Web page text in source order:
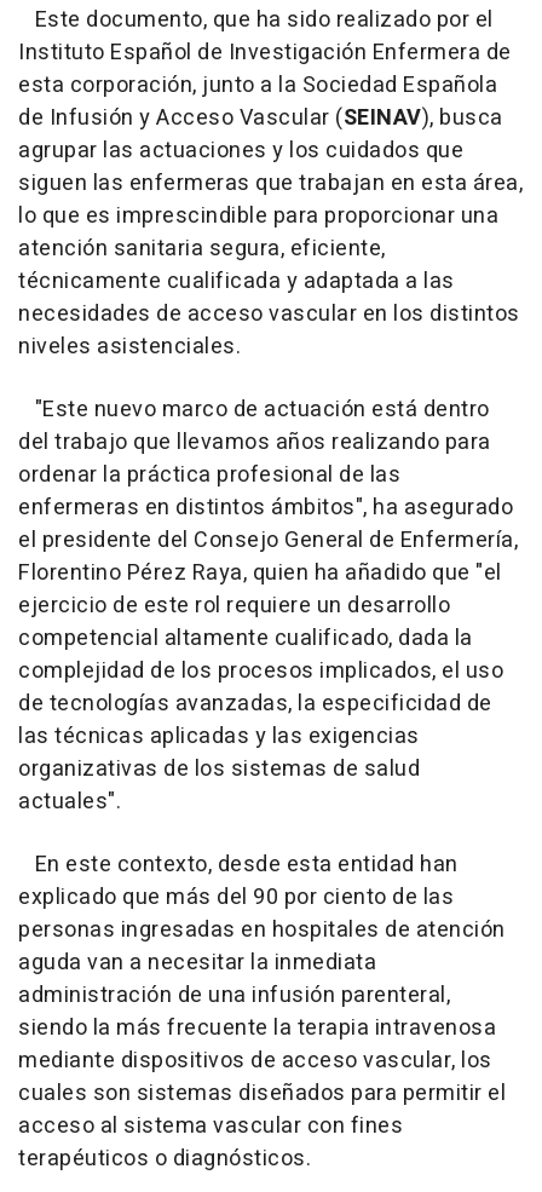
Este documento, que ha sido realizado por el
Instituto Español de Investigación Enfermera de
esta corporación, junto a la Sociedad Española
de Infusión y Acceso Vascular (SEINAV), busca
agrupar las actuaciones y los cuidados que
siguen las enfermeras que trabajan en esta área,
lo que es imprescindible para proporcionar una
atención sanitaria segura, eficiente,
técnicamente cualificada y adaptada a las
necesidades de acceso vascular en los distintos
niveles asistenciales.
"Este nuevo marco de actuación está dentro
del trabajo que llevamos años realizando para
ordenar la práctica profesional de las
enfermeras en distintos ámbitos", ha asegurado
el presidente del Consejo General de Enfermería,
Florentino Pérez Raya, quien ha añadido que "el
ejercicio de este rol requiere un desarrollo
competencial altamente cualificado, dada la
complejidad de los procesos implicados, el uso
de tecnologías avanzadas, la especificidad de
las técnicas aplicadas y las exigencias
organizativas de los sistemas de salud
actuales".
En este contexto, desde esta entidad han
explicado que más del 90 por ciento de las
personas ingresadas en hospitales de atención
aguda van a necesitar la inmediata
administración de una infusión parenteral,
siendo la más frecuente la terapia intravenosa
mediante dispositivos de acceso vascular, los
cuales son sistemas diseñados para permitir el
acceso al sistema vascular con fines
terapéuticos o diagnósticos.